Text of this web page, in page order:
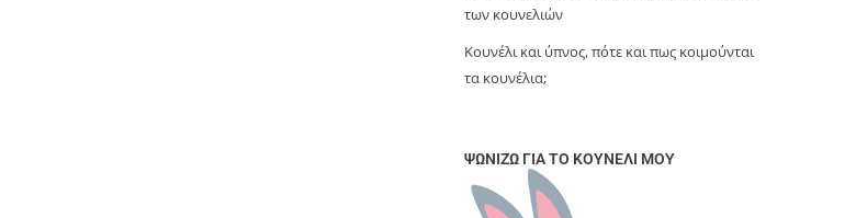
των κουνελιών
Κουνέλι και ύπνος, πότε και πως κοιμούνται
τα κουνέλια;
ΨΩΝΊΖΩ ΓΙΑ ΤΟ ΚΟΥΝΈΛΙ ΜΟΥ